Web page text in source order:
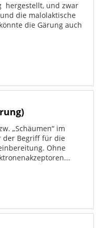
und zwar
die malolaktische
die Gärung auch
„Schäumen“ im
der Begriff für die
Ohne